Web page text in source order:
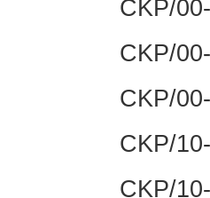
CKP/
CKP/
CKP/
CKP/
CKP/